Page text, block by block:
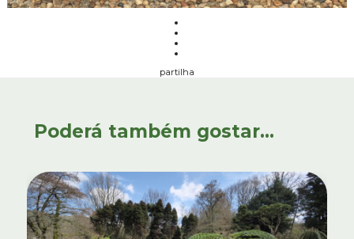
partilha
Poderá também gostar...